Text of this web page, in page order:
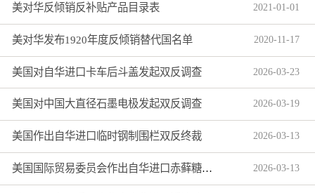
美对华反倾销反补贴产品目录表 2021 -01 -01
美对华发布1920年度反倾销替代国名单 2020-11 -17
美国对自华进口卡车后斗盖发起双反调查 2026-03-23
美国对中国大直径石墨电极发起双反调查 2026-03-19
美国作出自华进口临时钢制围栏双反终裁 2026-03-13
美国国际贸易委员会作出自华进口赤藓糖醇双反产业损害终裁 2026-03-13